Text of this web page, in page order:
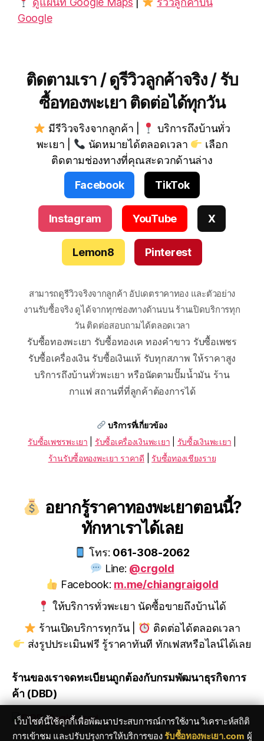
Google
ติดตามเรา / ดูรีวิวลูกค้าจริง / รับ
ซื้อทองพะเยา ติดต่อได้ทุกวัน
มีรีวิวจริงจากลูกค้า |
บริการถึงบ้านทั่ว
พะเยา |
นัดหมายได้ตลอดเวลา
เลือก
ติดตามช่องทางที่คุณสะดวกด้านล่าง
Facebook
TikTok
Instagram YouTube X
Lemon8 Pinterest
สามารถดูรีวิวจริงจากลูกค้า อัปเดตราคาทอง และตัวอย่าง
งานรับซื้อจริง ดูได้จากทุกช่องทางด้านบน ร้านเปิดบริการทุก
วัน ติดต่อสอบถามได้ตลอดเวลา
รับซื้อทองพะเยา รับซื้อทองเค ทองคำขาว รับซื้อเพชร
รับซื้อเครื่องเงิน รับซื้อเงินแท้ รับทุกสภาพ ให้ราคาสูง
บริการถึงบ้านทั่วพะเยา หรือนัดตามปั๊มน้ำมัน ร้าน
กาแฟ สถานที่ที่ลูกค้าต้องการได้
บริการที่เกี่ยวข้อง
รับซื้อเพชรพะเยา
รับซื้อเครื่องเงินพะเยา รับซื้อเงินพะเยา
ร้านรับซื้อทองพะเยา ราคาดี
รับซื้อทองเชียงราย
อยากรู้ราคาทองพะเยาตอนนี้?
ทักหาเราได้เลย
โทร: 061-308-2062
Line: @crgold
Facebook: m.me/chiangraigold
ให้บริการทั่วพะเยา นัดซื้อขายถึงบ้านได้
ร้านเปิดบริการทุกวัน |
ติดต่อได้ตลอดเวลา
ส่งรูปประเมินฟรี รู้ราคาทันที ทักเฟสหรือไลน์ได้เลย
ร้านของเราจดทะเบียนถูกต้องกับกรมพัฒนาธุรกิจการ
ค้า (DBD)
เว็บไซต์นี้ใช้คุกกี้เพื่อพัฒนาประสบการณ์การใช้งาน วิเคราะห์สถิติ
การเข้าชม และปรับปรุงการให้บริการของรับซื้อทองพะเยา.com ผู้